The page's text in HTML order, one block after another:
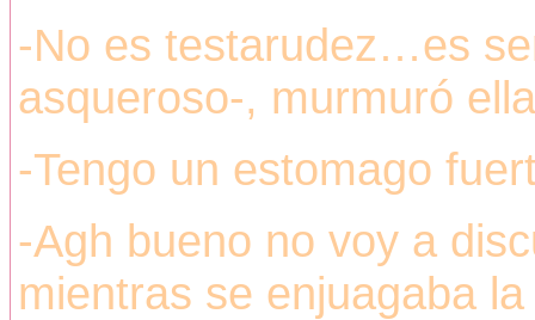
-No es testarudez…es
asqueroso-, murmuró
-Tengo un estomago
-Agh bueno no voy a
mientras se enjuagaba